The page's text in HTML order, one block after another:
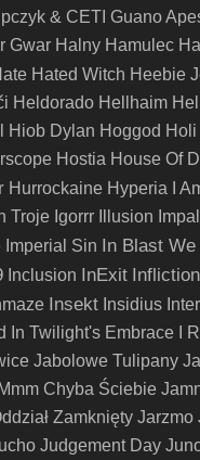
& CETI Guano
Gwar Halny Hamulec
Hated Witch Heebie
Heldorado Hellhaim
Hiob Dylan Hoggod Holi
Hostia House Of
Hurrockaine Hyperia I
Troje Igorrr Illusion
Imperial Sin In Blast
Inclusion InExit Infliction
Insekt Insidius
In Twilight's Embrace I
Jabolowe Tulipany
Chyba Ściebie
Zamknięty Jarzmo
Judgement Day